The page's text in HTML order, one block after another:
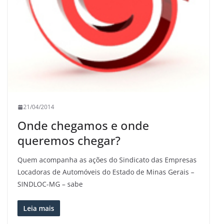
21/04/2014
Onde chegamos e onde
queremos chegar?
Quem acompanha as ações do Sindicato das Empresas
Locadoras de Automóveis do Estado de Minas Gerais –
SINDLOC-MG – sabe
Leia mais